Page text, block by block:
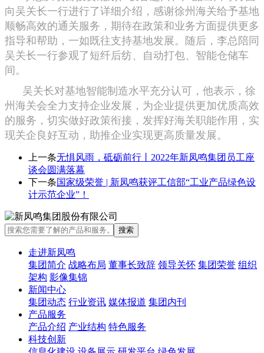
向吴关长一行进行了详细介绍，感谢徐州海关给予基地
顺畅高效的通关服务，期待在政策和业务方面提供更多
指导和帮助，一如既往支持基地发展。随后，李总陪同
吴关长一行参观了短纤后纺、自动打包、智能仓储车
间。
吴关长对基地智能制造水平充分认可，他表示，徐
州海关会全力支持企业发展，为企业提供更加优质高效
的服务，切实做好政策衔接，发挥好海关职能作用，实
现关企良好互动，助推企业实现更高质量发展。
上一条无惧风雨，砥砺前行丨2022年新凤鸣集团员工座
谈会圆满落幕
下一条国家级荣誉 | 新凤鸣获评工信部“工业产品绿色设
计示范企业”！
走进新凤鸣
集团简介 战略布局 董事长致辞 领导关怀 集团荣誉 组织
架构 影像集锦
新闻中心
集团动态 行业资讯 媒体报道 集团内刊
产品服务
产品介绍 产业结构 特色服务
科技创新